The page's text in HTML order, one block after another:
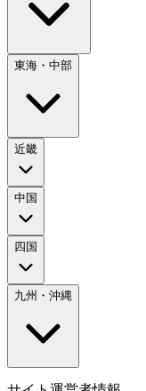
東海・中部
近畿
中国
四国
九州・沖縄